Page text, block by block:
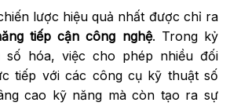
lược hiệu quả nhất được chỉ ra
tiếp cận công nghệ. Trong kỷ
số hóa, việc cho phép nhiều đối
tiếp với các công cụ kỹ thuật số
cao kỹ năng mà còn tạo ra sự